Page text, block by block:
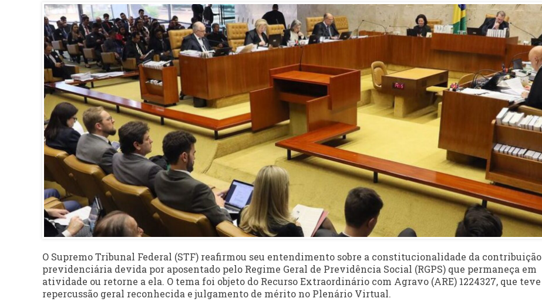
O Supremo Tribunal Federal (STF) reafirmou seu entendimento sobre a constitucionalidade da contribuição
previdenciária devida por aposentado pelo Regime Geral de Previdência Social (RGPS) que permaneça em
atividade ou retorne a ela. O tema foi objeto do Recurso Extraordinário com Agravo (ARE) 1224327, que teve
repercussão geral reconhecida e julgamento de mérito no Plenário Virtual.